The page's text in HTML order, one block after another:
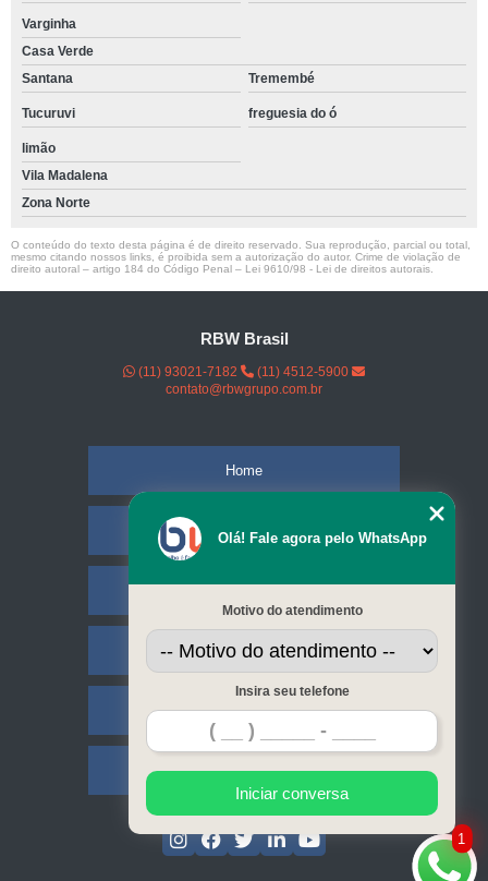
Varginha
Casa Verde
Santana
Tremembé
Tucuruvi freguesia do ó
limão
Vila Madalena
Zona Norte
O conteúdo do texto desta página é de direito reservado. Sua reprodução, parcial ou total,
mesmo citando nossos links, é proibida sem a autorização do autor. Crime de violação de
direito autoral – artigo 184 do Código Penal – Lei 9610/98 - Lei de direitos autorais
RBW Brasil
(11) 93021-7182
(11) 4512-5900
contato@rbwgrupo.com.br
Home
Empresa
Serviços
Contato
Mapa do site
1
Olá! Fale agora pelo WhatsApp
Motivo do atendimento
Insira seu telefone
Iniciar conversa